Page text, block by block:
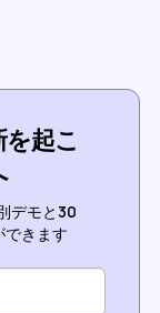
起こ
デモと30
きます